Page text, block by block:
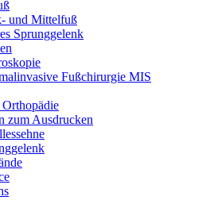
und Mittelfuß
Sprunggelenk
Fußchirurgie MIS
zum Ausdrucken